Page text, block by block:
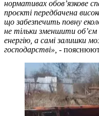
нормативах обов’язкове
проєкті передбачена
що забезпечить повну
не тільки зменшити
енергію, а самі залишки
господарстві», -